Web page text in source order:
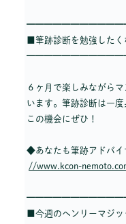
■筆跡診断を勉強した
６ヶ月で楽しみながら
います。筆跡診断は一
この機会にぜひ！
◆あなたも筆跡アドバイ
//www.kcon-
■今週のヘンリーマジ